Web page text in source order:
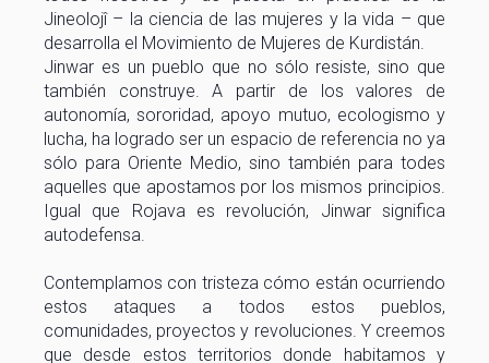
Jineolojî – la ciencia de las mujeres y la vida – que
desarrolla el Movimiento de Mujeres de Kurdistán.
Jinwar es un pueblo que no sólo resiste, sino que
también construye. A partir de los valores de
autonomía, sororidad, apoyo mutuo, ecologismo y
lucha, ha logrado ser un espacio de referencia no ya
sólo para Oriente Medio, sino también para todes
aquelles que apostamos por los mismos principios.
Igual que Rojava es revolución, Jinwar significa
autodefensa.
Contemplamos con tristeza cómo están ocurriendo
estos ataques a todos estos pueblos,
comunidades, proyectos y revoluciones. Y creemos
que desde estos territorios donde habitamos y